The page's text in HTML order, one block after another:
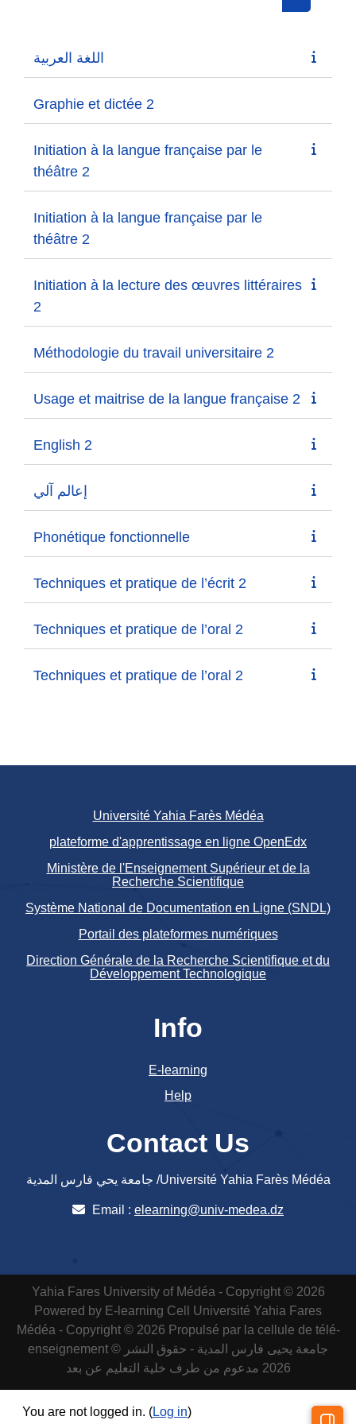
اللغة العربية
Graphie et dictée 2
Initiation à la langue française par le
théâtre 2
Initiation à la langue française par le
théâtre 2
Initiation à la lecture des œuvres littéraires
2
Méthodologie du travail universitaire 2
Usage et maitrise de la langue française 2
English 2
إعالم آلي
Phonétique fonctionnelle
Techniques et pratique de l’écrit 2
Techniques et pratique de l’oral 2
Techniques et pratique de l’oral 2
Université Yahia Farès Médéa
plateforme d'apprentissage en ligne OpenEdx
Ministère de l'Enseignement Supérieur et de la
Recherche Scientifique
Système National de Documentation en Ligne (SNDL)
Portail des plateformes numériques
Direction Générale de la Recherche Scientifique et du
Développement Technologique
Info
E-learning
Help
Contact Us
جامعة يحي فارس المدية /Université Yahia Farès Médéa
Email : elearning@univ-medea.dz
Yahia Fares University of Médéa - Copyright © 2026
Powered by E-learning Cell
Université Yahia Fares
Médéa - Copyright © 2026 Propulsé par la cellule de télé-
enseignement جامعة يحيى فارس المدية - حقوق النشر ©
2026 مدعوم من طرف خلية التعليم عن بعد
You are not logged in. (Log in)